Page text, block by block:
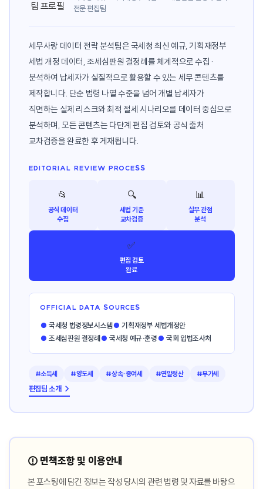
전문 편집팀
세무사랑 데이터 전략 분석팀은 국세청 최신 예규, 기획재정부
세법 개정 데이터, 조세심판원 결정례를 체계적으로 수집·
분석하여 납세자가 실질적으로 활용할 수 있는 세무 콘텐츠를
제작합니다. 단순 법령 나열 수준을 넘어 개별 납세자가
직면하는 실제 리스크와 최적 절세 시나리오를 데이터 중심으로
분석하며, 모든 콘텐츠는 다단계 편집 검토와 공식 출처
교차검증을 완료한 후 게재됩니다.
EDITORIAL REVIEW PROCESS
📂
공식 데이터
수집
🔍
세법 기준
교차검증
📊
실무 관점
분석
✅
편집 검토
완료
OFFICIAL DATA SOURCES
● 국세청 법령정보시스템● 기획재정부 세법개정안
● 조세심판원 결정례 ● 국세청 예규·훈령● 국회 입법조사처
#소득세 #양도세 #상속·증여세 #연말정산 #부가세
편집팀 소개 →
⚠️ 면책조항 및 이용안내
본 포스팅에 담긴 정보는 작성 당시의 관련 법령 및 자료를 바탕으